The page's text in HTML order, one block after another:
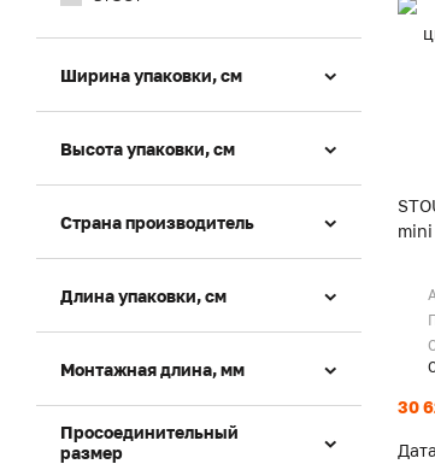
Ширина упаковки, см
Высота упаковки, см
Страна производитель
Длина упаковки, см
Монтажная длина, мм
Просоединительный
размер
30